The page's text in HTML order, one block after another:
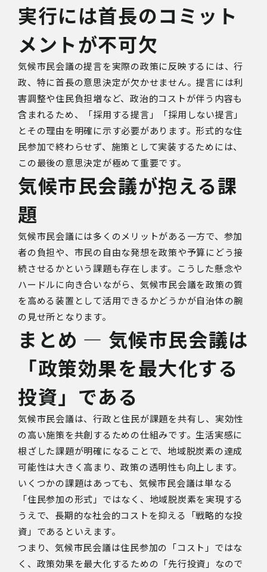
実行には首長のコミット
メントが不可欠
気候市民会議の提言を実際の政策に反映するには、行
政、特に首長の意思決定が欠かせません。提言には利
害調整や住民負担増など、政治的コストが伴う内容も
含まれるため、「採用する提言」「採用しない提言」
とその理由を明確に示す必要があります。形式的な住
民参加で終わらせず、施策として実装するためには、
この最後の意思決定が極めて重要です。
気候市民会議が抱える課
題
気候市民会議には多くのメリットがある一方で、参加
者の負担や、市民の自由な発想を政策や予算にどう接
続させるかという課題も存在します。こうした懸念や
ハードルに向き合いながら、気候市民会議を政策の質
を高める装置として活用できるかどうかが自治体の腕
の見せ所となります。
まとめ ― 気候市民会議は
「政策効果を最大化する
投資」である
気候市民会議は、行政と住民が課題を共有し、実効性
の高い施策を共創するための仕組みです。生活実感に
根ざした課題が明確になることで、地域脱炭素の達成
可能性は大きく高まり、政策の透明性も向上します。
いくつかの課題はあっても、気候市民会議は単なる
「住民参加の形式」ではなく、地域脱炭素を実現する
うえで、長期的な社会的コストを抑える「戦略的な投
資」であるといえます。
つまり、気候市民会議は住民参加の「コスト」ではな
く、政策効果を最大化するための「先行投資」なので